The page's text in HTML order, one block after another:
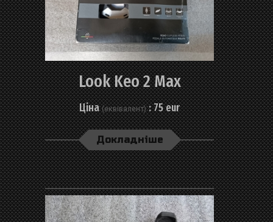
Look Keo 2 Max
Ціна(еквівалент): 75 eur
Докладніше